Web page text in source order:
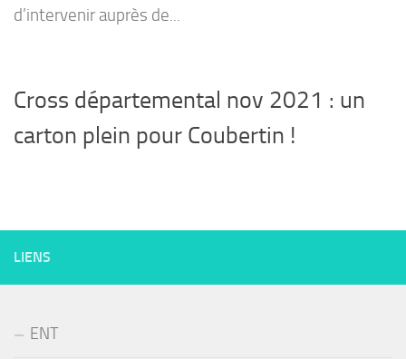
d’intervenir auprès de...
Cross départemental nov 2021 : un
carton plein pour Coubertin !
LIENS
ENT